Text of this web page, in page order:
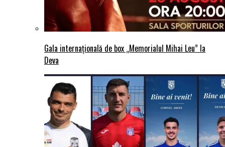
Gala internațională de box „Memorialul Mihai Leu” la
Deva